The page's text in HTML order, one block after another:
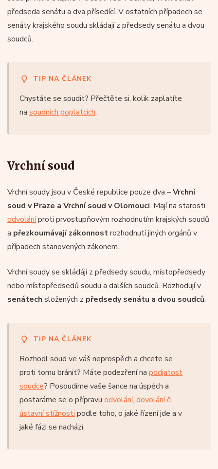
předseda senátu a dva přísedící. V ostatních případech se
senáty krajského soudu skládají z předsedy senátu a dvou
soudců.
TIP NA ČLÁNEK
Chystáte se soudit? Přečtěte si, kolik zaplatíte
na soudních poplatcích.
Vrchní soud
Vrchní soudy jsou v České republice pouze dva –Vrchní
soud v Praze a Vrchní soud v Olomouci. Mají na starosti
odvoláníproti prvostupňovým rozhodnutím krajských soudů
a přezkoumávají zákonnostrozhodnutí jiných orgánů v
případech stanovených zákonem.
Vrchní soudy se skládájí z předsedy soudu, místopředsedy
nebo místopředsedů soudu a dalších soudců. Rozhodují v
senátech složených z předsedy senátu a dvou soudců.
TIP NA ČLÁNEK
Rozhodl soud ve váš neprospěch a chcete se
proti tomu bránit? Máte podezření na podjatost
soudce? Posoudíme vaše šance na úspěch a
postaráme se o přípravu odvolání, dovolání či
ústavní stížnosti podle toho, o jaké řízení jde a v
jaké fázi se nachází.